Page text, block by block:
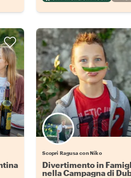
Scopri Ragusa con Niko
Divertimento in
nella Campagna di